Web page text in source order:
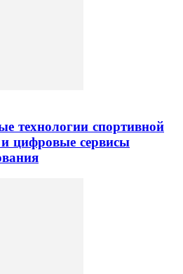
технологии спортивной
цифровые сервисы